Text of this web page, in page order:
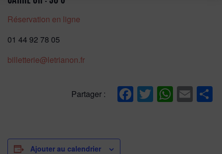
Réservation en ligne
01 44 92 78 05
billetterie@letrianon.fr
Partager : Facebook
Twitter
Ajouter au calendrier